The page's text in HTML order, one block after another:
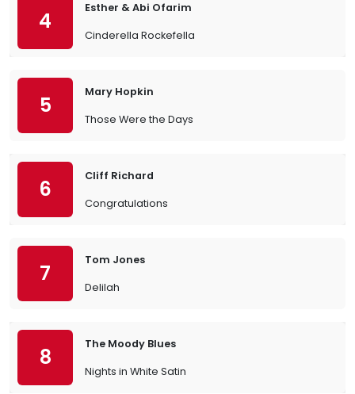
4
Esther & Abi Ofarim
Cinderella Rockefella
5
Mary Hopkin
Those Were the Days
6
Cliff Richard
Congratulations
7
Tom Jones
Delilah
8
The Moody Blues
Nights in White Satin